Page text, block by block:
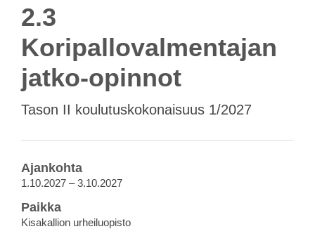
2.3
Koripallovalmentajan
jatko-opinnot
Tason II koulutuskokonaisuus 1/2027
Ajankohta
1.10.2027 – 3.10.2027
Paikka
Kisakallion urheiluopisto